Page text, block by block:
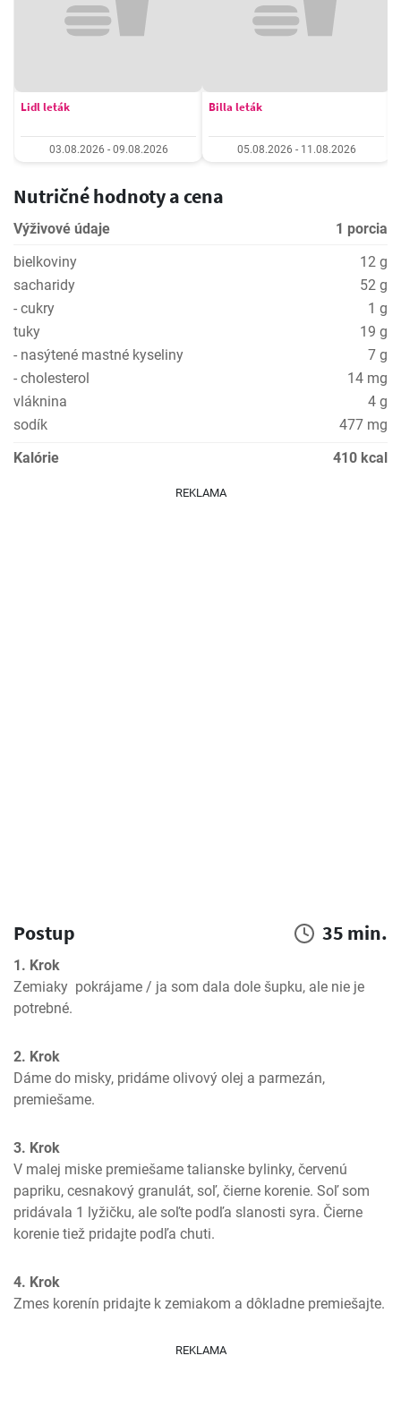
Lidl leták
03.08.2026 - 09.08.2026
Billa leták
05.08.2026 - 11.08.2026
Nutričné hodnoty a cena
Výživové údaje
1 porcia
bielkoviny
12 g
sacharidy
52 g
- cukry
1 g
tuky
19 g
- nasýtené mastné kyseliny
7 g
- cholesterol
14 mg
vláknina
4 g
sodík
477 mg
Kalórie
410 kcal
REKLAMA
Postup 35 min.
1. Krok
Zemiaky  pokrájame / ja som dala dole šupku, ale nie je
potrebné.
2. Krok
Dáme do misky, pridáme olivový olej a parmezán,
premiešame.
3. Krok
V malej miske premiešame talianske bylinky, červenú
papriku, cesnakový granulát, soľ, čierne korenie. Soľ som
pridávala 1 lyžičku, ale soľte podľa slanosti syra. Čierne
korenie tiež pridajte podľa chuti.
4. Krok
Zmes korenín pridajte k zemiakom a dôkladne premiešajte.
REKLAMA